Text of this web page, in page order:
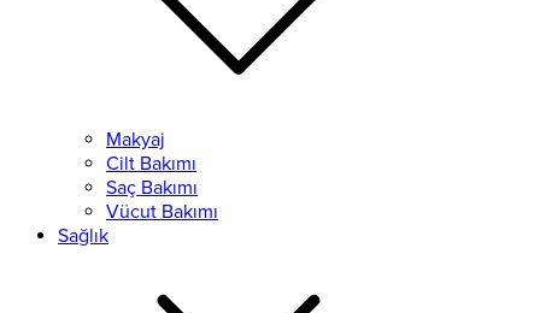
Makyaj
Cilt Bakımı
Saç Bakımı
Vücut Bakımı
Sağlık